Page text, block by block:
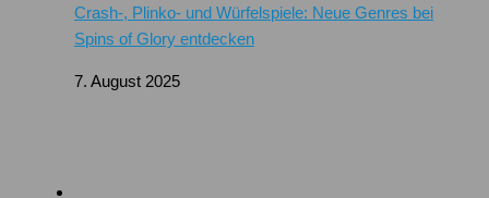
Crash-, Plinko- und Würfelspiele: Neue Genres bei
Spins of Glory entdecken
7. August 2025